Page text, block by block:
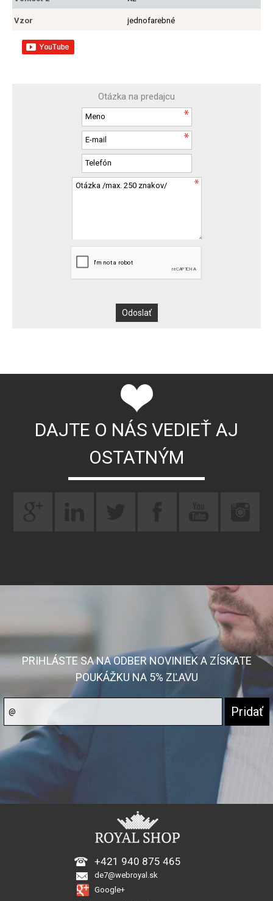
Vzor jednofarebné
Otázka na predajcu
DAJTE O NÁS VEDIEŤ AJ
OSTATNÝM
PRIHLÁSTE SA NA ODBER NOVINIEK A ZÍSKATE
POUKÁŽKU NA 5% ZĽAVU
+421 940 875 465
de7@webroyal.sk
Google+